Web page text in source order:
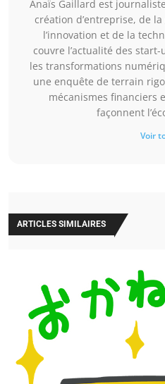
Anaïs Gaillard est
création d’entreprise, de
l’innovation et de la
couvre l’actualité des
les transformations
une enquête de terrain
mécanismes financiers
façonnent
Voir
ARTICLES SIMILAIRES